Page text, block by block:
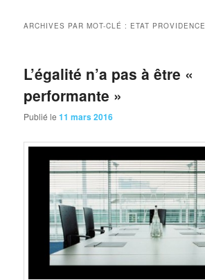
ARCHIVES PAR MOT-CLÉ : ETAT PROVIDENCE
L’égalité n’a pas à être «
performante »
Publié le11 mars 2016